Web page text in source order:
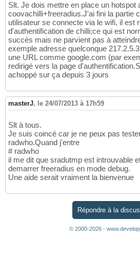
Slt. Je dois mettre en place un hotspot
coovachilli+freeradius.J'ai fini la partie
utilisateur se connecte via le wifi, il est
d'authentification de chilli;ce qui est
succès mais ne parvient pas à
exemple adresse quelconque
une URL comme google.com (par
redirigé vers la page
achoppé sur ça depuis 3 jours
masterJ, le 24/07/2013 à 17h59
Slt à tous.
Je suis coincé car je ne peux pas
radwho.Quand j'entre
# radwho
il me dit que sradutmp est introuvable
demarrer freeradius en mode debug.
Une aide serait vraiment la bienvenue
Répondre à la
© 2000-2026 -